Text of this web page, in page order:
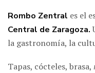
Rombo Zentral es el
Central de Zaragoza.
la gastronomía, la
Tapas, cócteles, brasa,